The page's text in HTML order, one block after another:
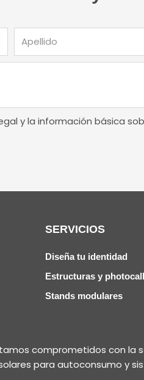
y la información básica
SERVICIOS
Diseña tu identidad
Estructuras y photocall
Stands modulares
comprometidos con la
para autoconsumo y